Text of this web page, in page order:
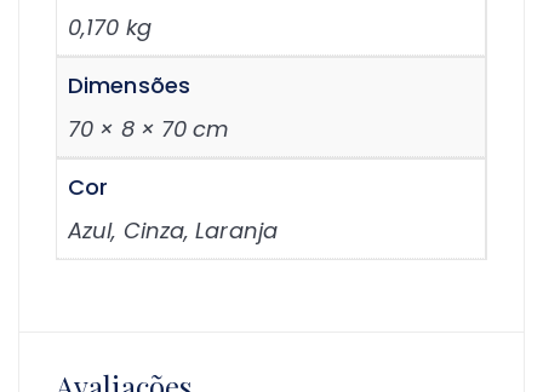
0,170 kg
Dimensões
70 × 8 × 70 cm
Cor
Azul, Cinza, Laranja